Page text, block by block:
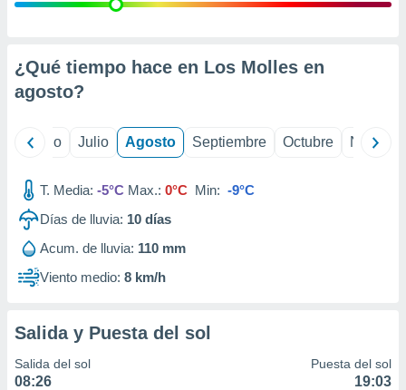
e
mediante
publicidad
de
1199
¿Qué tiempo hace en Los Molles en
agosto?
Junio Julio Agosto Septiembre Octubre
T. Media: -5°C Max.: 0°C Min: -9°C
Días de lluvia: 10 días
Acum. de lluvia: 110 mm
Viento medio: 8 km/h
Salida y Puesta del sol
Salida del sol
08:26
Puesta del sol
19:03